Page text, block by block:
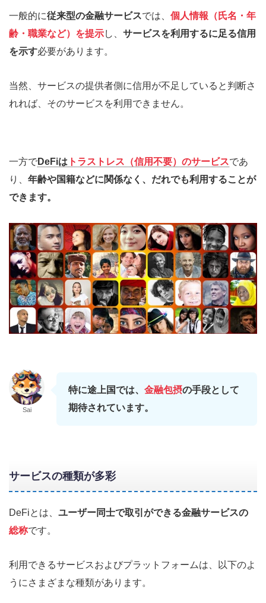
一般的に従来型の金融サービスでは、 個人情報（氏名・年
齢・職業など）を提示し、 サービスを利用するに足る信用
を示す必要があります。
当然、サービスの提供者側に信用が不足していると判断さ
れれば、そのサービスを利用できません。
一方でDeFiは トラストレス（信用不要）のサービスであ
り、 年齢や国籍などに関係なく、だれでも利用することが
できます。
Sai
特に途上国では、 金融包摂の手段として
期待されています。
サービスの種類が多彩
DeFiとは、 ユーザー同士で取引ができる金融サービスの
総称です。
利用できるサービスおよびプラットフォームは、以下のよ
うにさまざまな種類があります。